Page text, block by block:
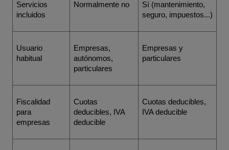
Servicios
incluidos
Normalmente no
Sí (mantenimiento,
seguro, impuestos...)
Usuario
habitual
Empresas,
autónomos,
particulares
Empresas y
particulares
Fiscalidad
para
empresas
Cuotas
deducibles, IVA
deducible
Cuotas deducibles,
IVA deducible